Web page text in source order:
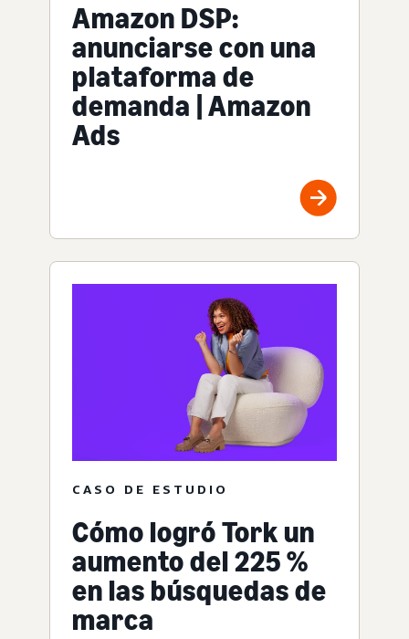
Amazon DSP:
anunciarse con una
plataforma de
demanda | Amazon
Ads
CASO DE ESTUDIO
Cómo logró Tork un
aumento del 225 %
en las búsquedas de
marca